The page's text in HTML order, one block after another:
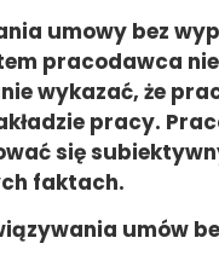
umowy bez
pracodawca
wykazać, że
pracy.
się
faktach.
umów